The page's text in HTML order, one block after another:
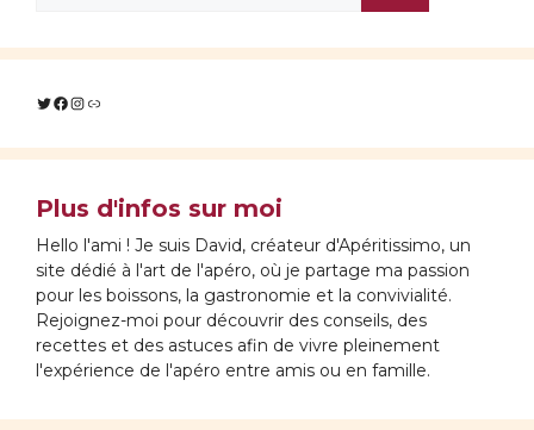
Twitter
Facebook
Instagram
Lien
Plus d'infos sur moi
Hello l'ami ! Je suis David, créateur d'Apéritissimo, un
site dédié à l'art de l'apéro, où je partage ma passion
pour les boissons, la gastronomie et la convivialité.
Rejoignez-moi pour découvrir des conseils, des
recettes et des astuces afin de vivre pleinement
l'expérience de l'apéro entre amis ou en famille.